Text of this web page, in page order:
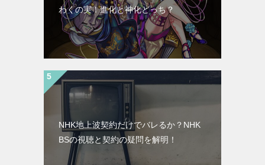
わくの実！進化と神化どっち？
NHK地上波契約だけでバレるか？NHK
BSの視聴と契約の疑問を解明！